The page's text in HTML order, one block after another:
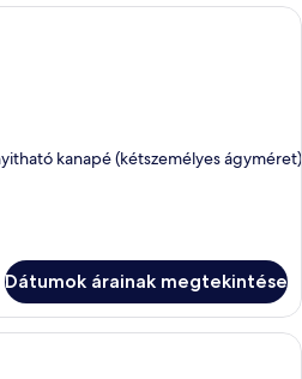
Egy modern szállodai szoba,
kanapé (kétszemélyes ágyméret)
Dátumok árainak megtekintése